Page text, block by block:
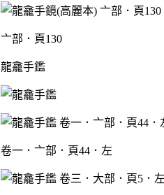
亠部．頁130
龍龕手鑑
卷一．亠部．頁44．左